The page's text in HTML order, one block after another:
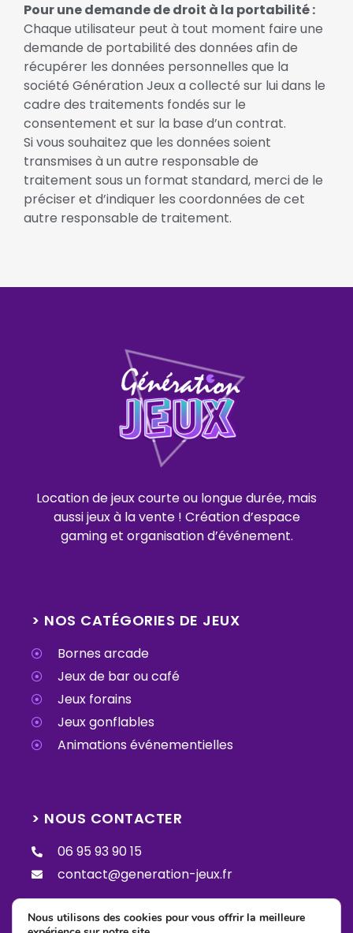
Pour une demande de droit à la portabilité :
Chaque utilisateur peut à tout moment faire une
demande de portabilité des données afin de
récupérer les données personnelles que la
société Génération Jeux a collecté sur lui dans le
cadre des traitements fondés sur le
consentement et sur la base d’un contrat.
Si vous souhaitez que les données soient
transmises à un autre responsable de
traitement sous un format standard, merci de le
préciser et d’indiquer les coordonnées de cet
autre responsable de traitement.
Location de jeux courte ou longue durée, mais
aussi jeux à la vente ! Création d’espace
gaming et organisation d’événement.
> NOS CATÉGORIES DE JEUX
Bornes arcade
Jeux de bar ou café
Jeux forains
Jeux gonflables
Animations événementielles
> NOUS CONTACTER
06 95 93 90 15
contact@generation-jeux.fr
Nous utilisons des cookies pour vous offrir la meilleure